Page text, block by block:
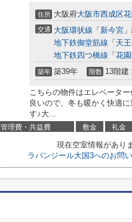
住所 大阪府大阪市西成区
交通 大阪環状線 「 新今宮
地下鉄御堂筋線 「 天
地下鉄四つ橋線 「 花
築年 築39年 階数 13階建
こちらの物件はエレベータ
良いので、冬も暖かく快適
す♪大...
管理費・共益費 敷金 礼金
現在空室情報があり
ラパンジール大国3へのお問